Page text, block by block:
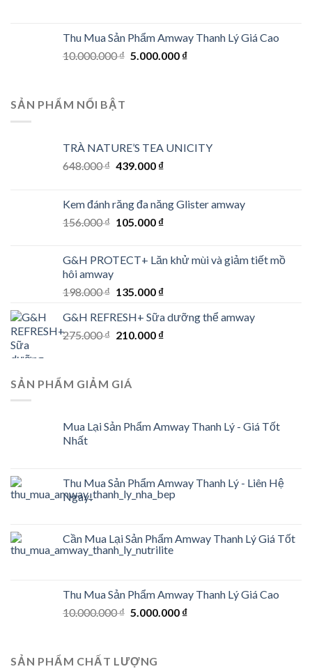
Thu Mua Sản Phẩm Amway Thanh Lý Giá Cao
10.000.000₫ Original
5.000.000 ₫Current
SẢN PHẨM NỔI BẬT
TRÀ NATURE’S TEA UNICITY
648.000₫ Original
648.000 ₫.
439.000 ₫Current
439.000 ₫.
Kem đánh răng đa năng Glister amway
156.000₫ Original
156.000 ₫.
105.000 ₫Current
105.000 ₫.
G&H PROTECT+ Lăn khử mùi và giảm tiết mồ
hôi amway
198.000₫ Original
was:
198.000 ₫.
135.000 ₫Current
is:
135.000 ₫.
G&H REFRESH+ Sữa dưỡng thể amway
275.000₫ Original
275.000 ₫.
210.000 ₫Current
SẢN PHẨM GIẢM GIÁ
Mua Lại Sản Phẩm Amway Thanh Lý - Giá Tốt
Nhất
Thu Mua Sản Phẩm Amway Thanh Lý - Liên Hệ
Ngay!
Cần Mua Lại Sản Phẩm Amway Thanh Lý Giá Tốt
Thu Mua Sản Phẩm Amway Thanh Lý Giá Cao
10.000.000₫ Original
10.000.000 ₫.
5.000.000 ₫Current
SẢN PHẨM CHẤT LƯỢNG